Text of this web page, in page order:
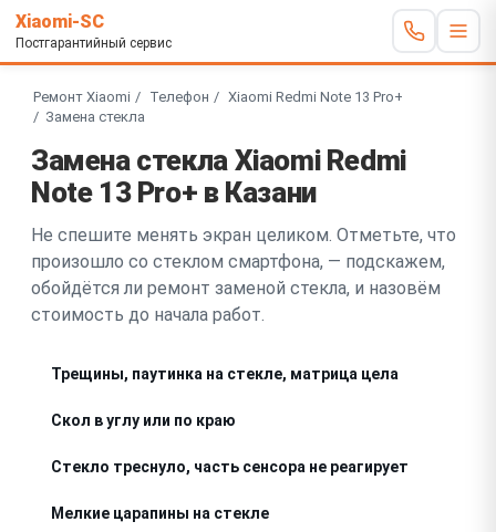
Xiaomi-SC
Постгарантийный сервис
Ремонт Xiaomi Телефон
Xiaomi Redmi Note 13 Pro+
Замена стекла
Замена стекла Xiaomi Redmi
Note 13 Pro+ в Казани
Не спешите менять экран целиком. Отметьте, что
произошло со стеклом смартфона, — подскажем,
обойдётся ли ремонт заменой стекла, и назовём
стоимость до начала работ.
Трещины, паутинка на стекле, матрица цела
Скол в углу или по краю
Стекло треснуло, часть сенсора не реагирует
Мелкие царапины на стекле